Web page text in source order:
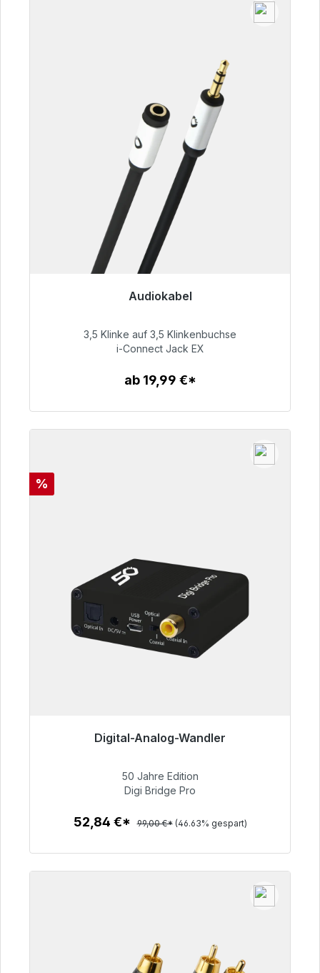
Audiokabel
51,99 €
3,5 Klinke auf 3,5 Klinkenbuchse
i-Connect Jack EX
ab 19,99 €*
Rabatt
%
Digital-Analog-Wandler
52,84 €
50 Jahre Edition
Digi Bridge Pro
52,84 €* 99,00 €* (46.63% gespart)